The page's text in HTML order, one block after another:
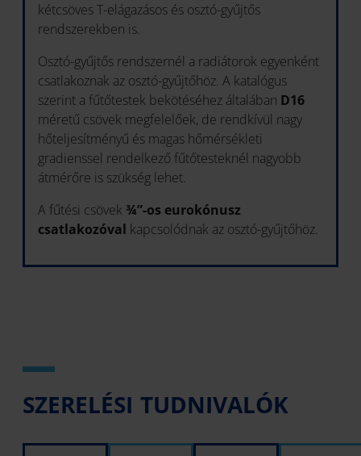
kétcsöves T-elágazásos és osztó-gyűjtős
rendszerekben is.
Osztó-gyűjtős rendszernél a radiátorok egyenként
csatlakoznak az osztó-gyűjtőhöz. A katalógus
szerint a fűtőtestek bekötéséhez általában D16
méretű csövek megfelelőek, de rendkívül nagy
hőteljesítményű és magas hőmérsékleti
gradienssel rendelkező fűtőtesteknél nagyobb
átmérőre is szükség lehet.
A fűtési csövek ¾”-os eurokónusz
csatlakozóval kapcsolódnak az osztó-gyűjtőhöz.
SZERELÉSI TUDNIVALÓK